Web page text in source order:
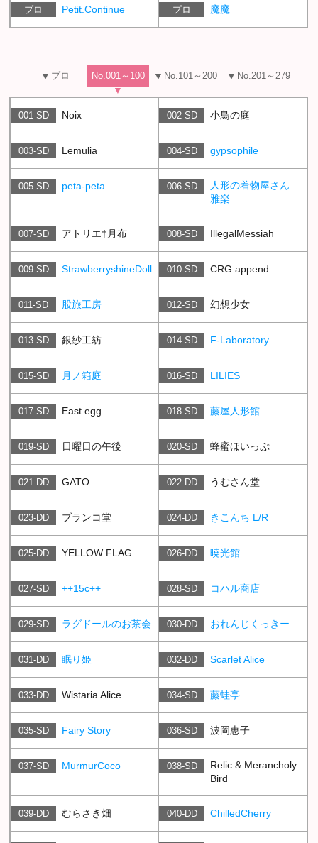
プロ Petit.Continue プロ 魔魔
プロ No.001～100 No.101～200 No.201～279
001-SD Noix 002-SD 小鳥の庭
003-SD Lemulia 004-SD gypsophile
005-SD peta-peta 006-SD
人形の着物屋さん
雅楽
007-SD アトリエ†月布 008-SD IllegalMessiah
009-SD StrawberryshineDoll 010-SD CRG append
011-SD 股旅工房 012-SD 幻想少女
013-SD 銀紗工紡 014-SD F-Laboratory
015-SD 月ノ箱庭 016-SD LILIES
017-SD East egg 018-SD 藤屋人形館
019-SD 日曜日の午後 020-SD 蜂蜜ほいっぷ
021-DD GATO 022-DD うむさん堂
023-DD ブランコ堂 024-DD きこんち L/R
025-DD YELLOW FLAG 026-DD 暁光館
027-SD ++15c++ 028-SD コハル商店
029-SD ラグドールのお茶会 030-DD おれんじくっきー
031-DD 眠り姫 032-DD Scarlet Alice
033-DD Wistaria Alice 034-SD 藤蛙亭
035-SD Fairy Story 036-SD 波岡恵子
037-SD MurmurCoco 038-SD
Relic & Merancholy
Bird
039-DD むらさき畑 040-DD ChilledCherry